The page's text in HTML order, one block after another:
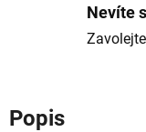
Nevíte
Popis